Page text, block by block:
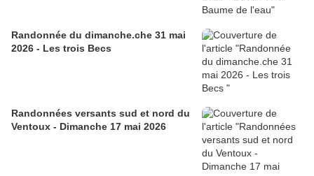
Randonnée du dimanche.che 31 mai
2026 - Les trois Becs
Randonnées versants sud et nord du
Ventoux - Dimanche 17 mai 2026